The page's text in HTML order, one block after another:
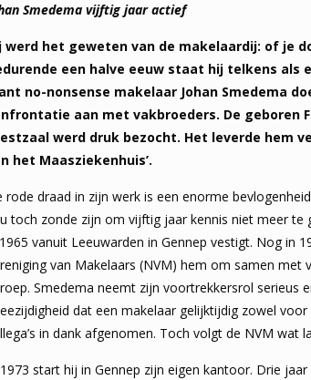
Smedema vijftig jaar actief
werd het geweten van de makelaardij: of je
een halve eeuw staat hij telkens als
no-nonsense makelaar Johan Smedema
aan met vakbroeders. De geboren
werd druk bezocht. Het leverde hem
het Maasziekenhuis’.
rode draad in zijn werk is een enorme
toch zonde zijn om vijftig jaar kennis niet meer te
vanuit Leeuwarden in Gennep vestigt. Nog in
van Makelaars (NVM) hem om samen
Smedema neemt zijn voortrekkersrol serieus
dat een makelaar gelijktijdig zowel
in dank afgenomen. Toch volgt de NVM wat
start hij in Gennep zijn eigen kantoor. Drie